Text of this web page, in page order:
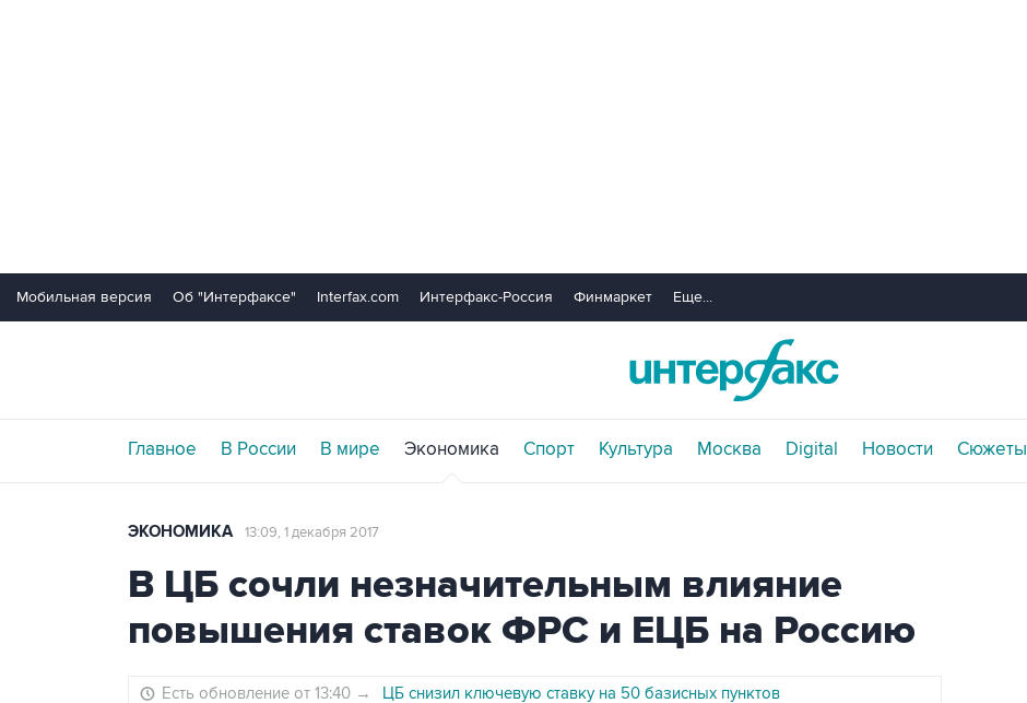
Мобильная версия Об "Интерфаксе" Interfax.com Интерфакс-Россия Финмаркет Еще...
Главное В России В мире Экономика Спорт Культура Москва Digital Новости Сюжеты
ЭКОНОМИКА 13:09, 1 декабря 2017
В ЦБ сочли незначительным влияние
повышения ставок ФРС и ЕЦБ на Россию
Есть обновление от 13:40 → ЦБ снизил ключевую ставку на 50 базисных пунктов